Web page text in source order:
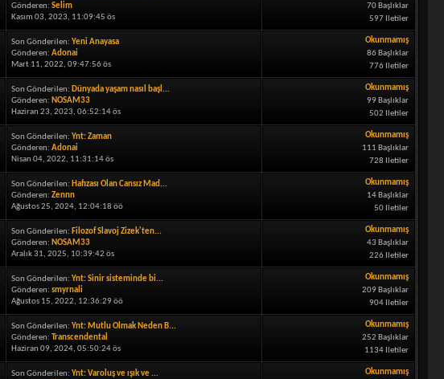
Gönderen: Selim
Kasım 03, 2023, 11:09:45 ös
70 Başlıklar
597 Iletiler
Son Gönderilen: Yeni Anayasa
Gönderen: Adonai
Mart 11, 2022, 09:47:56 ös
Okunmamış
86 Başlıklar
776 Iletiler
Son Gönderilen: Dünyada yaşam nasıl başl...
Gönderen: NOSAM33
Haziran 23, 2023, 06:52:14 ös
Okunmamış
99 Başlıklar
502 Iletiler
Son Gönderilen: Ynt: Zaman
Gönderen: Adonai
Nisan 04, 2022, 11:31:14 ös
Okunmamış
111 Başlıklar
728 Iletiler
Son Gönderilen: Hafızası Olan Cansız Mad...
Gönderen: Zennn
Ağustos 25, 2024, 12:04:18 öö
Okunmamış
14 Başlıklar
50 Iletiler
Son Gönderilen: Filozof Slavoj Zizek'ten...
Gönderen: NOSAM33
Aralık 31, 2025, 10:39:42 ös
Okunmamış
43 Başlıklar
226 Iletiler
Son Gönderilen: Ynt: Sinir sisteminde bi...
Gönderen: smyrnali
Ağustos 15, 2022, 12:36:29 öö
Okunmamış
209 Başlıklar
904 Iletiler
Son Gönderilen: Ynt: Mutlu Olmak Neden B...
Gönderen: Transcendental
Haziran 09, 2024, 05:50:24 ös
Okunmamış
252 Başlıklar
1134 Iletiler
Son Gönderilen: Ynt: Varoluş ve ışık ve ...
Okunmamış